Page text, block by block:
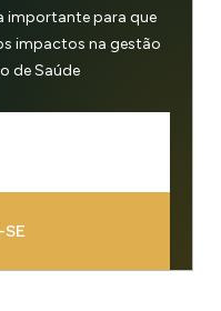
importante para que
impactos na gestão
de Saúde
SE